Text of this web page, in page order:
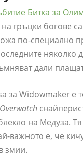
Битка за
гръцки богове
по-специално
няколко
дали
за Widowmaker е
Overwatch
на Медуза.
важното е, че
змии.